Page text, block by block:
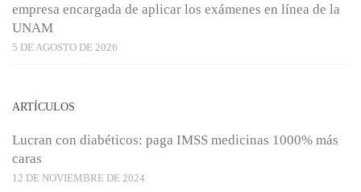
empresa encargada de aplicar los exámenes en línea de la
UNAM
5 DE AGOSTO DE 2026
ARTÍCULOS
Lucran con diabéticos: paga IMSS medicinas 1000% más
caras
12 DE NOVIEMBRE DE 2024